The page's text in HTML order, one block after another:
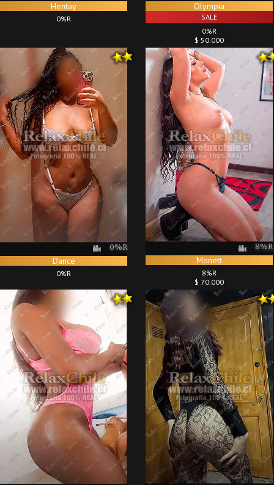
Hentay
0%R
Olympia
SALE
0%R
$ 50.000
0%R
Dance
0%R
8%R
Monett
8%R
$ 70.000